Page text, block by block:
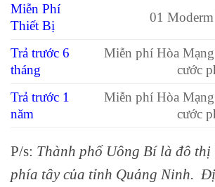
Miễn Phí
Thiết Bị
01
Trả trước 6
tháng
Miễn phí Hòa
cước
Trả trước 1
năm
Miễn phí Hòa
cước
P/s: Thành phố Uông Bí là đô
phía tây của tỉnh Quảng Ninh.